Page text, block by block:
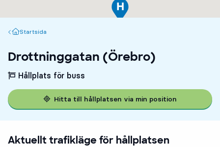
Startsida
Startsida
Drottninggatan (Örebro)
Hållplats för buss
Hitta till hållplatsen via min position
Aktuellt trafikläge för hållplatsen